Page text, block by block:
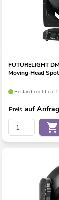
FUTURELIGHT
Moving-Head
Bestand reicht ca.
Preis auf